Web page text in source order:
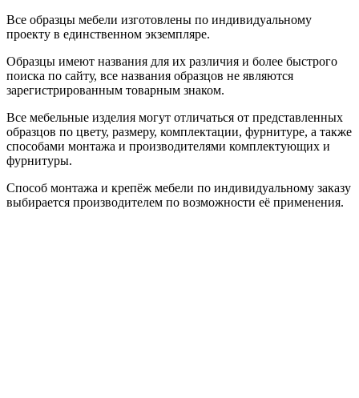
Все образцы мебели изготовлены по индивидуальному
проекту в единственном экземпляре.
Образцы имеют названия для их различия и более быстрого
поиска по сайту, все названия образцов не являются
зарегистрированным товарным знаком.
Все мебельные изделия могут отличаться от представленных
образцов по цвету, размеру, комплектации, фурнитуре, а также
способами монтажа и производителями комплектующих и
фурнитуры.
Способ монтажа и крепёж мебели по индивидуальному заказу
выбирается производителем по возможности её применения.